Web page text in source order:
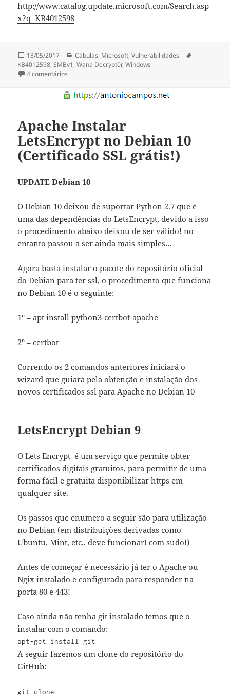
http://www.catalog.update.microsoft.com/Search.asp
x?q=KB4012598
Publicado
a
13/05/2017 Categorias
Cábulas, Microsoft,Vulnerabilidades
KB4012598,SMBv1,Wana Decrypt0r,Windows
4 comentários
Apache Instalar
LetsEncrypt no Debian 10
(Certificado SSL grátis!)
UPDATE Debian 10
O Debian 10 deixou de suportar Python 2.7 que é
uma das dependências do LetsEncrypt, devido a isso
o procedimento abaixo deixou de ser válido! no
entanto passou a ser ainda mais simples…
Agora basta instalar o pacote do repositório oficial
do Debian para ter ssl, o procedimento que funciona
no Debian 10 é o seguinte:
1º – apt install python3-certbot-apache
2º – certbot
Correndo os 2 comandos anteriores iniciará o
wizard que guiará pela obtenção e instalação dos
novos certificados ssl para Apache no Debian 10
LetsEncrypt Debian 9
O Lets Encrypt é um serviço que permite obter
certificados digitais gratuitos, para permitir de uma
forma fácil e gratuita disponibilizar https em
qualquer site.
Os passos que enumero a seguir são para utilização
no Debian (em distribuições derivadas como
Ubuntu, Mint, etc.. deve funcionar! com sudo!)
Antes de começar é necessário já ter o Apache ou
Ngix instalado e configurado para responder na
porta 80 e 443!
Caso ainda não tenha git instalado temos que o
instalar com o comando:
apt-get install git
A seguir fazemos um clone do repositório do
GitHub:
git clone